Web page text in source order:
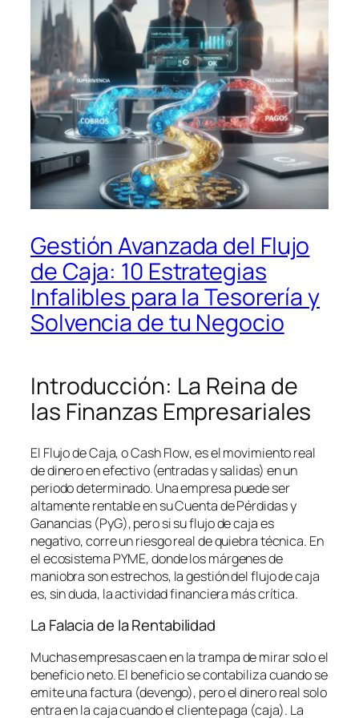
Gestión Avanzada del Flujo
de Caja: 10 Estrategias
Infalibles para la Tesorería y
Solvencia de tu Negocio
Introducción: La Reina de
las Finanzas Empresariales
El Flujo de Caja, oCash Flow, es el movimiento real
de dinero en efectivo (entradas y salidas) en un
periodo determinado. Una empresa puede ser
altamente rentable en su Cuenta de Pérdidas y
Ganancias (PyG), pero si su flujo de caja es
negativo, corre un riesgo real de quiebra técnica. En
el ecosistema PYME, donde los márgenes de
maniobra son estrechos, la gestión del flujo de caja
es, sin duda, la actividad financiera más crítica.
La Falacia de la Rentabilidad
Muchas empresas caen en la trampa de mirar solo el
beneficio neto. El beneficio se contabiliza cuando se
emite una factura (devengo), pero el dinero real solo
entra en la caja cuando el cliente paga (caja). La